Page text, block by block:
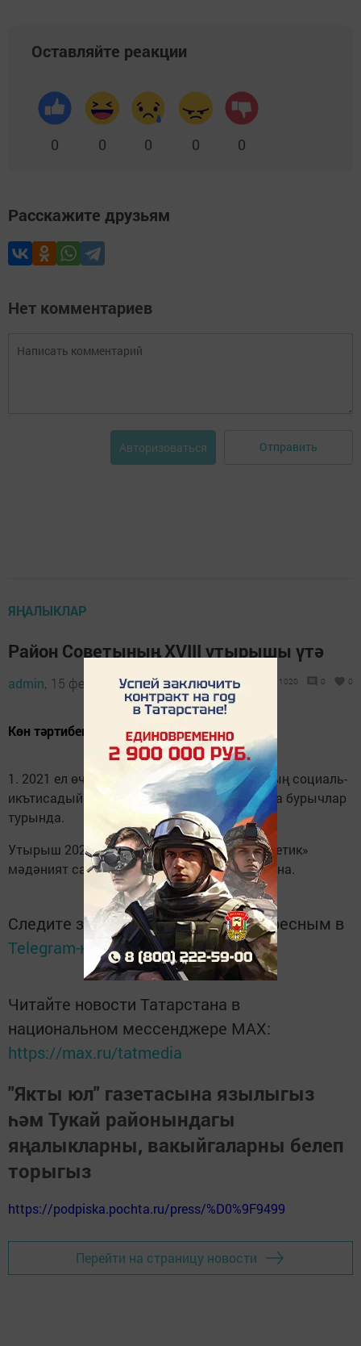
Оставляйте реакции
0 0 0 0 0
Расскажите друзьям
Нет комментариев
Авторизоваться Отправить
ЯҢАЛЫКЛАР
Район Советының XVIII утырышы үтә
admin, 15 февраль 2022 - 10:02 1020 0 0
Көн тәртибендә:
1. 2021 ел өчен Тукай муниципаль районының социаль-
икътисадый үсеш нәтиҗәләре һәм 2022 елга бурычлар
турында.
Утырыш 2022 елның 16 февралендә «Энергетик»
мәдәният сараенда үтә. Сәгать 10да башлана.
Следите за самым важным и интересным в
Telegram-канале Татмедиа
Читайте новости Татарстана в
национальном мессенджере MАХ:
https://max.ru/tatmedia
"Якты юл" газетасына язылыгыз
һәм Тукай районындагы
яңалыкларны, вакыйгаларны белеп
торыгыз
https://podpiska.pochta.ru/press/%D0%9F9499
Перейти на страницу новости